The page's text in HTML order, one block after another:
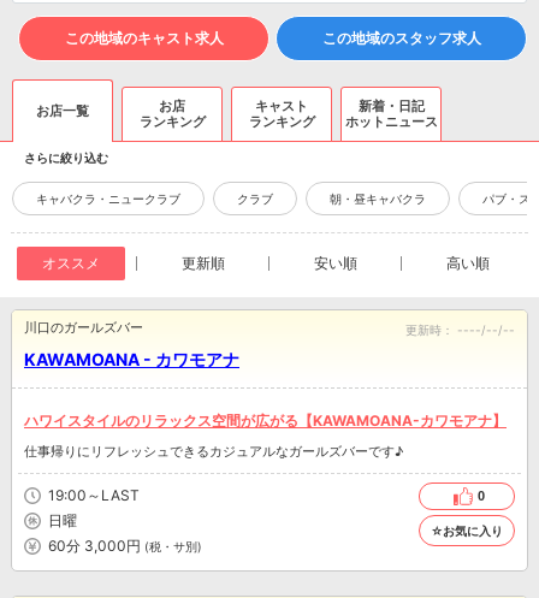
この地域のキャスト求人 この地域のスタッフ求人
お店一覧
お店
ランキング
キャスト
ランキング
新着・日記
ホットニュース
さらに絞り込む
キャバクラ・ニュークラブ クラブ 朝・昼キャバクラ パブ・ス
オススメ 更新順 安い順 高い順
KAWAMOANA - カワモアナ
川口のガールズバー 更新時： ----/--/--
ハワイスタイルのリラックス空間が広がる【KAWAMOANA-カワモアナ】
仕事帰りにリフレッシュできるカジュアルなガールズバーです♪
19:00～LAST
日曜
60分 3,000円 (税・サ別)
0
☆お気に入り